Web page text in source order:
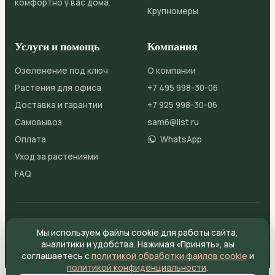
Крупномеры
Услуги и помощь
Озеленение под ключ
Растения для офиса
Доставка и гарантии
Самовывоз
Оплата
Уход за растениями
FAQ
Компания
О компании
+7 495 998-30-06
+7 925 998-30-06
sam6@list.ru
WhatsApp
Политика конфиденциальности
Файлы cookie
Согласие на обработку ПДн
Мы используем файлы cookie для работы сайта,
аналитики и удобства. Нажимая «Принять», вы
соглашаетесь с политикой обработки файлов cookie и
политикой конфиденциальности.